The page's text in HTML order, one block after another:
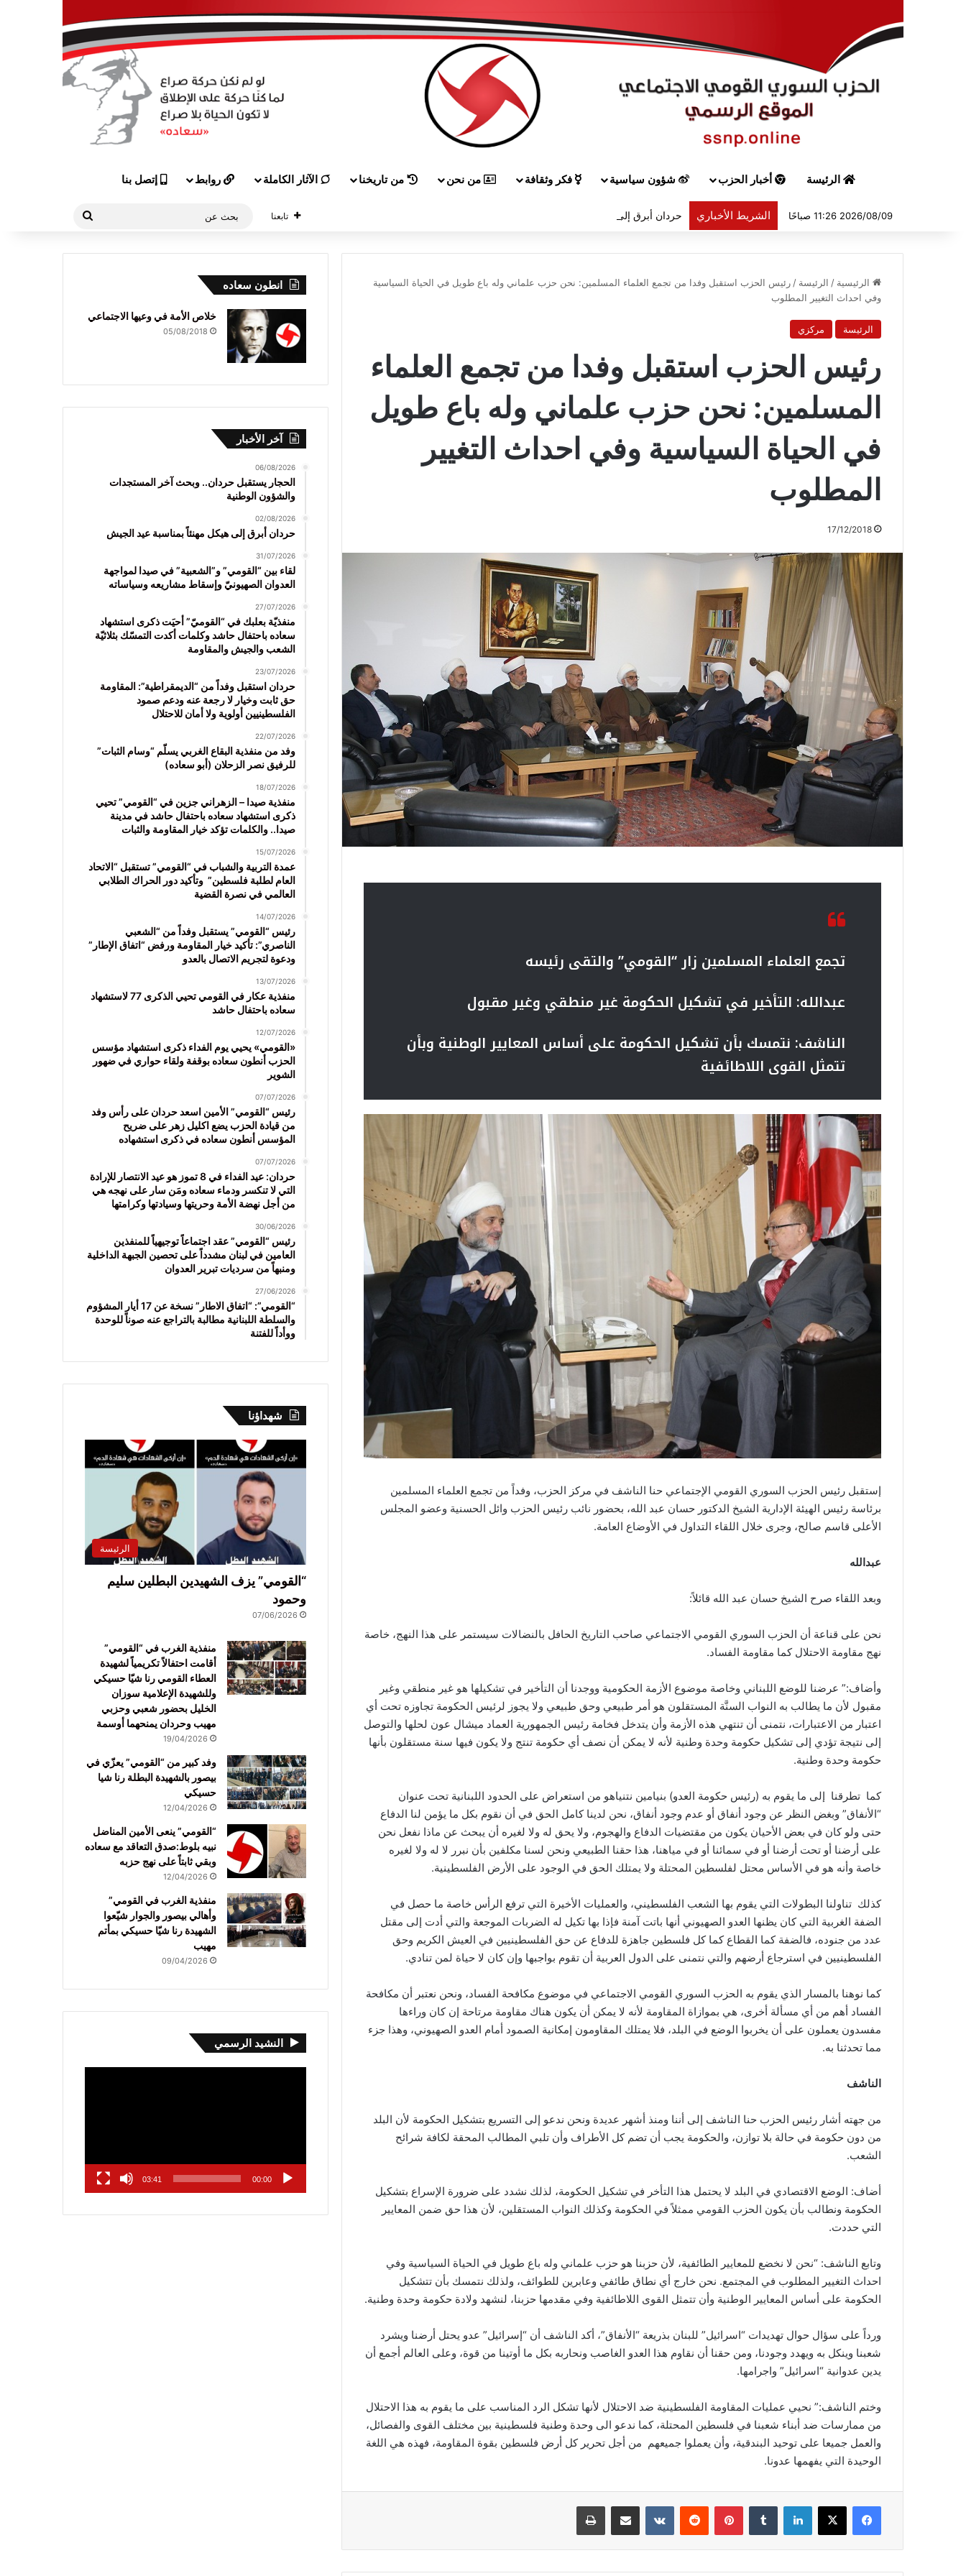
الرئيسة أخبار الحزب شؤون سياسية فكر وثقافة من نحن من تاريخنا الآثار الكاملة روابط إتصل بنا
2026/08/09 11:26 صباحًا الشريط الأخباري حردان أبرق إلى هيكل مهنئاً بمناسبة عيد الجيش تابعنا
الرئيسية / الرئيسة / رئيس الحزب استقبل وفدا من تجمع العلماء المسلمين: نحن حزب علماني وله باع طويل في الحياة السياسية
وفي احداث التغيير المطلوب
الرئيسة مركزي
رئيس الحزب استقبل وفدا من تجمع العلماء
المسلمين: نحن حزب علماني وله باع طويل
في الحياة السياسية وفي احداث التغيير
المطلوب
17/12/2018
تجمع العلماء المسلمين زار “القومي” والتقى رئيسه
عبدالله: التأخير في تشكيل الحكومة غير منطقي وغير مقبول
الناشف: نتمسك بأن تشكيل الحكومة على أساس المعايير الوطنية وبأن
تتمثل القوى اللاطائفية
إستقبل رئيس الحزب السوري القومي الإجتماعي حنا الناشف في مركز الحزب، وفداً من تجمع العلماء المسلمين
برئاسة رئيس الهيئة الإدارية الشيخ الدكتور حسان عبد الله، بحضور نائب رئيس الحزب وائل الحسنية وعضو المجلس
الأعلى قاسم صالح، وجرى خلال اللقاء التداول في الأوضاع العامة.
عبدالله
وبعد اللقاء صرح الشيخ حسان عبد الله قائلاً:
نحن على قناعة أن الحزب السوري القومي الاجتماعي صاحب التاريخ الحافل بالنضالات سيستمر على هذا النهج، خاصة
نهج مقاومة الاحتلال كما مقاومة الفساد.
وأضاف:” عرضنا للوضع اللبناني وخاصة موضوع الأزمة الحكومية ووجدنا أن التأخير في تشكيلها هو غير منطقي وغير
مقبول لأن ما يطالب به النواب السنَّة المستقلون هو أمر طبيعي وحق طبيعي ولا يجوز لرئيس الحكومة تجاوزه تحت أي
اعتبار من الاعتبارات، نتمنى أن تنتهي هذه الأزمة وأن يتدخل فخامة رئيس الجمهورية العماد ميشال عون لحلها والتوصل
إلى نتيجة تؤدي إلى تشكيل حكومة وحدة وطنية لأنه لا يمكن أن نصف أي حكومة تنتج ولا يكون فيها سنة مستقلون بأنها
حكومة وحدة وطنية.
كما تطرقنا إلى ما يقوم به (رئيس حكومة العدو) بنيامين نتنياهو من استعراض على الحدود اللبنانية تحت عنوان
“الأنفاق” وبغض النظر عن وجود أنفاق أو عدم وجود أنفاق، نحن لدينا كامل الحق في أن نقوم بكل ما يؤمن لنا الدفاع
حتى ولو كان في بعض الأحيان يكون من مقتضيات الدفاع والهجوم، ولا يحق له ولا لغيره أن يبحث عن ماذا نفعل نحن
على أرضنا أو تحت أرضنا أو في سمائنا أو في مياهنا، هذا حقنا الطبيعي ونحن لسنا مكلفين بأن نبرر لا له ولا لغيره
خاصة وأنه هو في الأساس محتل لفلسطين المحتلة ولا يمتلك الحق في الوجود على الأرض الفلسطينية.
كذلك تناولنا البطولات التي يقوم بها الشعب الفلسطيني، والعمليات الأخيرة التي ترفع الرأس خاصة ما حصل في
الضفة الغربية التي كان يظنها العدو الصهيوني أنها باتت آمنة فإذا بها تكيل له الضربات الموجعة والتي أدت إلى مقتل
عدد من جنوده، فالضفة كما القطاع كما كل فلسطين جاهزة للدفاع عن حق الفلسطينيين في العيش الكريم وحق
الفلسطينيين في استرجاع أرضهم والتي نتمنى على الدول العربية أن تقوم بواجبها وإن كان لا حياة لمن تنادي.
كما نوهنا بالمسار الذي يقوم به الحزب السوري القومي الاجتماعي في موضوع مكافحة الفساد، ونحن نعتبر أن مكافحة
الفساد أهم من أي مسألة أخرى، هي بموازاة المقاومة لأنه لا يمكن أن يكون هناك مقاومة مرتاحة إن كان وراءها
مفسدون يعملون على أن يخربوا الوضع في البلد، فلا يمتلك المقاومون إمكانية الصمود أمام العدو الصهيوني، وهذا جزء
مما تحدثنا به.
الناشف
من جهته أشار رئيس الحزب حنا الناشف إلى أننا ومنذ أشهر عديدة ونحن ندعو إلى التسريع بتشكيل الحكومة لأن البلد
من دون حكومة في حالة بلا توازن، والحكومة يجب أن تضم كل الأطراف وأن تلبي المطالب المحقة لكافة شرائح
الشعب.
أضاف: الوضع الاقتصادي في البلد لا يحتمل هذا التأخر في تشكيل الحكومة، لذلك نشدد على ضرورة الإسراع بتشكيل
الحكومة ونطالب بأن يكون الحزب القومي ممثلاً في الحكومة وكذلك النواب المستقلين، لأن هذا حق ضمن المعايير
التي حددت.
وتابع الناشف: “نحن لا نخضع للمعايير الطائفية، لأن حزبنا هو حزب علماني وله باع طويل في الحياة السياسية وفي
احداث التغيير المطلوب في المجتمع. نحن خارج أي نطاق طائفي وعابرين للطوائف، ولذلك نتمسك بأن تتشكيل
الحكومة على أساس المعايير الوطنية وأن تتمثل القوى اللاطائفية وفي مقدمها حزبنا، لنشهد ولادة حكومة وحدة وطنية.
ورداً على سؤال حوال تهديدات “اسرائيل” للبنان بذريعة “الأنفاق”، أكد الناشف أن “إسرائيل” عدو يحتل أرضنا ويشرد
شعبنا وينكل به ويهدد وجودنا، ومن حقنا أن نقاوم هذا العدو الغاصب ونحاربه بكل ما أوتينا من قوة، وعلى العالم أجمع أن
يدين عدوانية “اسرائيل” واجرامها.
وختم الناشف:” نحيي عمليات المقاومة الفلسطينية ضد الاحتلال لأنها تشكل الرد المناسب على ما يقوم به هذا الاحتلال
من ممارسات ضد أبناء شعبنا في فلسطين المحتلة، كما ندعو الى وحدة وطنية فلسطينية بين مختلف القوى والفصائل،
والعمل جميعا على توحيد البندقية، وأن يعملوا جميعهم من أجل تحرير كل أرض فلسطين بقوة المقاومة، فهذه هي اللغة
الوحيدة التي يفهمها عدونا.
فيسبوك لينكدإن بينتيريست
انطون سعاده
خلاص الأمة في وعيها الاجتماعي
05/08/2018
آخر الأخبار
06/08/2026
الحجار يستقبل حردان.. وبحث آخر المستجدات
والشؤون الوطنية
02/08/2026
حردان أبرق إلى هيكل مهنئاً بمناسبة عيد الجيش
31/07/2026
لقاء بين “القومي” و”الشعبية” في صيدا لمواجهة
العدوان الصهيونيّ وإسقاط مشاريعه وسياساته
27/07/2026
منفذيّة بعلبك في “القوميّ” أحيَت ذكرى استشهاد
سعاده باحتفال حاشد وكلمات أكدت التمسّك بثلاثيّة
الشعب والجيش والمقاومة
23/07/2026
حردان استقبل وفداً من “الديمقراطية”: المقاومة
حق ثابت وخيار لا رجعة عنه ودعم صمود
الفلسطينيين أولوية ولا أمان للاحتلال
22/07/2026
وفد من منفذية البقاع الغربي يسلّم “وسام الثبات”
للرفيق نصر الزحلان (أبو سعاده)
18/07/2026
منفذية صيدا – الزهراني جزين في “القومي” تحيي
ذكرى استشهاد سعاده باحتفال حاشد في مدينة
صيدا.. والكلمات تؤكد خيار المقاومة والثبات
15/07/2026
عمدة التربية والشباب في “القومي” تستقبل “الاتحاد
العام لطلبة فلسطين” وتأكيد دور الحراك الطلابي
العالمي في نصرة القضية
14/07/2026
رئيس “القومي” يستقبل وفداً من “الشعبي
الناصري”: تأكيد خيار المقاومة ورفض “اتفاق الإطار”
ودعوة لتجريم الاتصال بالعدو
13/07/2026
منفذية عكار في القومي تحيي الذكرى 77 لاستشهاد
سعاده باحتفال حاشد
12/07/2026
«القومي» يحيي يوم الفداء ذكرى استشهاد مؤسس
الحزب أنطون سعاده بوقفة ولقاء حواري في ضهور
الشوير
07/07/2026
رئيس “القومي” الأمين اسعد حردان على رأس وفد
من قيادة الحزب يضع اكليل زهر على ضريح
المؤسس أنطون سعاده في ذكرى استشهاده
07/07/2026
حردان: عيد الفداء في 8 تموز هو عيد الانتصار للإرادة
التي لا تنكسر ودماء سعاده ومَن سار على نهجه هي
من أجل نهضة الأمة وحريتها وسيادتها وكرامتها
30/06/2026
رئيس “القومي” عقد اجتماعاً توجيهياً للمنفذين
العامين في لبنان مشدداً على تحصين الجبهة الداخلية
ومنبهاً من سرديات تبرير العدوان
27/06/2026
“القومي”: “اتفاق الاطار” نسخة عن 17 أيار المشؤوم
والسلطة اللبنانية مطالبة بالتراجع عنه صوناً للوحدة
ووأداً للفتنة
شهداؤنا
الرئيسة
“القومي” يزف الشهيدين البطلين سليم
وحمود
07/06/2026
منفذية الغرب في “القومي”
أقامت احتفالاً تكريمياً لشهيدة
العطاء القومي رنا شيّا حسيكي
وللشهيدة الإعلامية سوزان
الخليل بحضور شعبي وحزبي
مهيب وحردان يمنحهما أوسمة
19/04/2026
وفد كبير من “القومي” يعزّي في
بيصور بالشهيدة البطلة رنا شيا
حسيكي
12/04/2026
“القومي” ينعى الأمين المناضل
نبيه بلوط:صدق التعاقد مع سعاده
وبقي ثابتاً على نهج حزبه
12/04/2026
منفذية الغرب في القومي”
وأهالي بيصور والجوار شيّعوا
الشهيدة رنا شيّا حسيكي بمأتم
مهيب
09/04/2026
النشيد الرسمي
00:00
03:41